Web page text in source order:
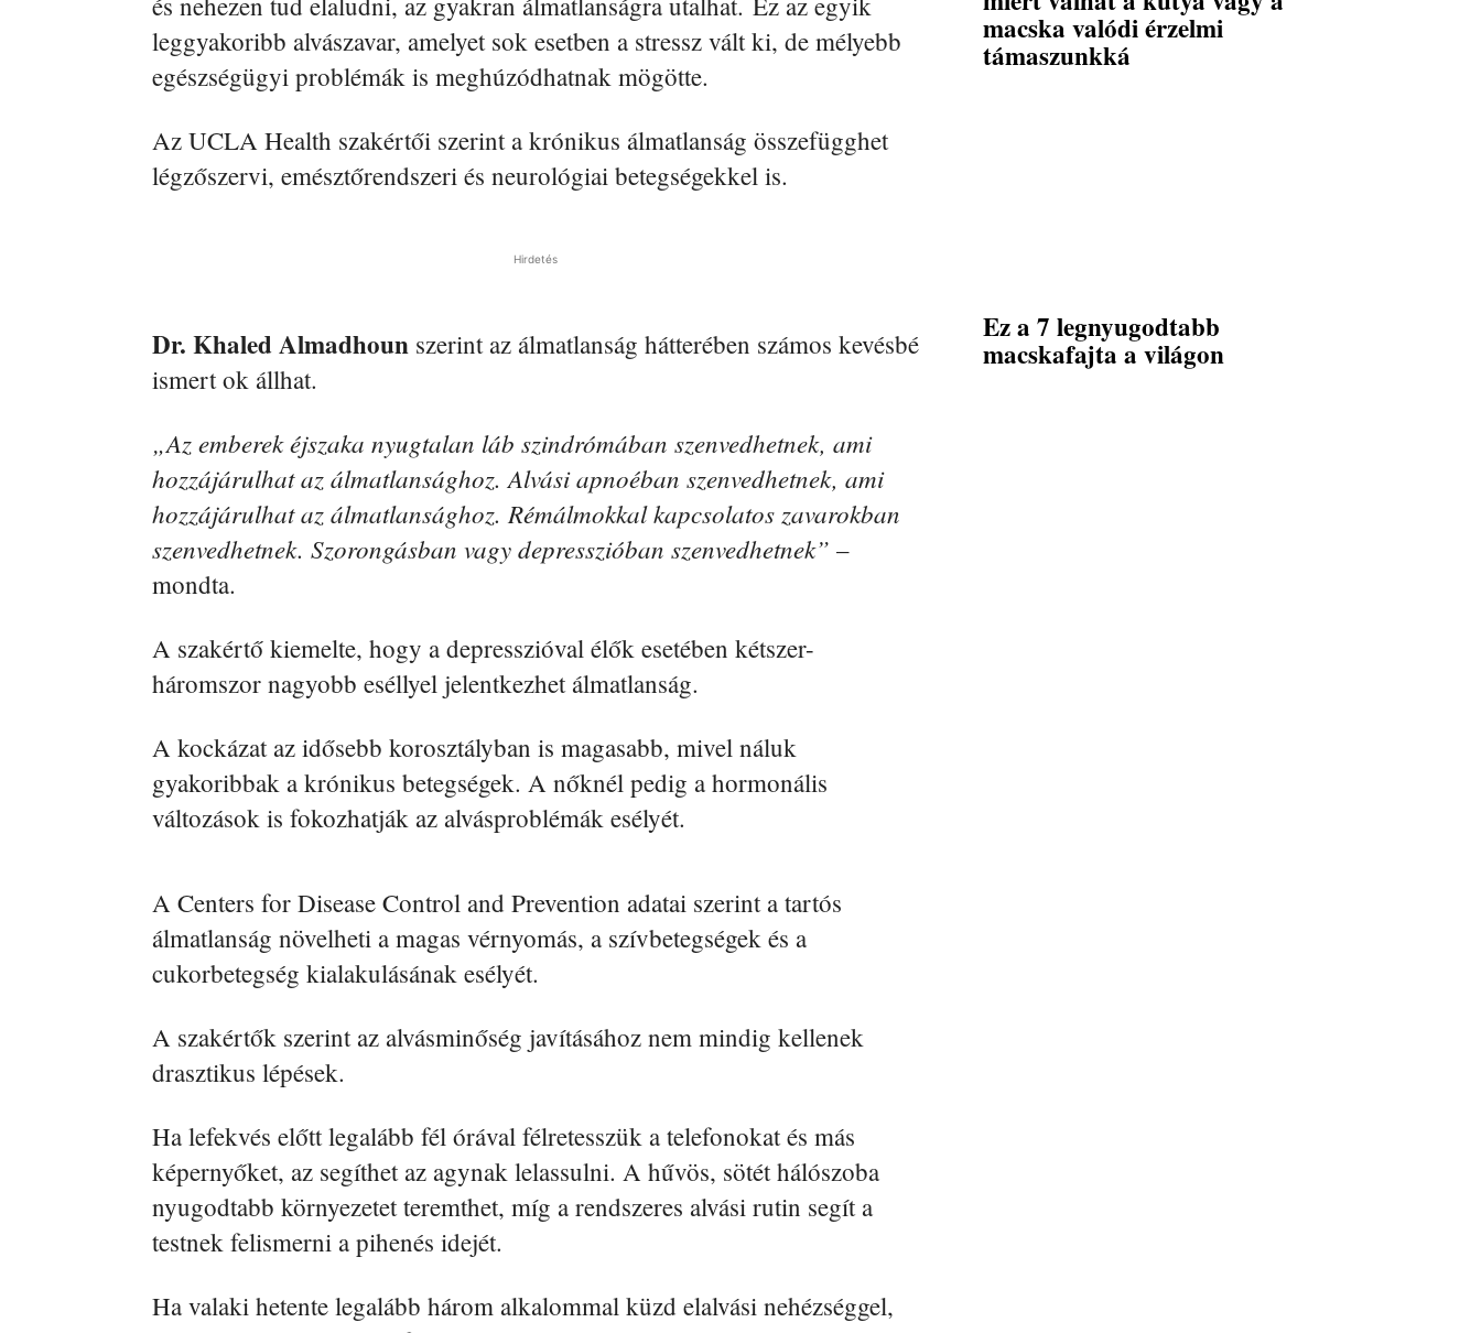
leggyakoribb alvászavar, amelyet sok esetben a stressz vált ki, de mélyebb
egészségügyi problémák is meghúzódhatnak mögötte.
Az UCLA Health szakértői szerint a krónikus álmatlanság összefügghet
légzőszervi, emésztőrendszeri és neurológiai betegségekkel is.
Hirdetés
Dr. Khaled Almadhoun szerint az álmatlanság hátterében számos kevésbé
ismert ok állhat.
„Az emberek éjszaka nyugtalan láb szindrómában szenvedhetnek, ami
hozzájárulhat az álmatlansághoz. Alvási apnoéban szenvedhetnek, ami
hozzájárulhat az álmatlansághoz. Rémálmokkal kapcsolatos zavarokban
szenvedhetnek. Szorongásban vagy depresszióban szenvedhetnek” –
mondta.
A szakértő kiemelte, hogy a depresszióval élők esetében kétszer-
háromszor nagyobb eséllyel jelentkezhet álmatlanság.
A kockázat az idősebb korosztályban is magasabb, mivel náluk
gyakoribbak a krónikus betegségek. A nőknél pedig a hormonális
változások is fokozhatják az alvásproblémák esélyét.
A Centers for Disease Control and Prevention adatai szerint a tartós
álmatlanság növelheti a magas vérnyomás, a szívbetegségek és a
cukorbetegség kialakulásának esélyét.
A szakértők szerint az alvásminőség javításához nem mindig kellenek
drasztikus lépések.
Ha lefekvés előtt legalább fél órával félretesszük a telefonokat és más
képernyőket, az segíthet az agynak lelassulni. A hűvös, sötét hálószoba
nyugodtabb környezetet teremthet, míg a rendszeres alvási rutin segít a
testnek felismerni a pihenés idejét.
Ha valaki hetente legalább három alkalommal küzd elalvási nehézséggel,
macska valódi érzelmi
támaszunkká
Ez a 7 legnyugodtabb
macskafajta a világon